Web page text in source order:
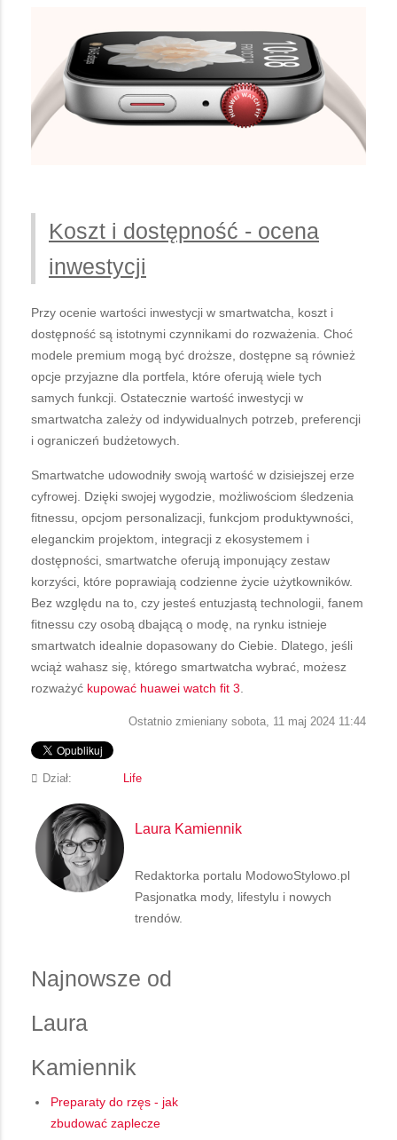
Koszt i dostępność - ocena
inwestycji
Przy ocenie wartości inwestycji w smartwatcha, koszt i
dostępność są istotnymi czynnikami do rozważenia. Choć
modele premium mogą być droższe, dostępne są również
opcje przyjazne dla portfela, które oferują wiele tych
samych funkcji. Ostatecznie wartość inwestycji w
smartwatcha zależy od indywidualnych potrzeb, preferencji
i ograniczeń budżetowych.
Smartwatche udowodniły swoją wartość w dzisiejszej erze
cyfrowej. Dzięki swojej wygodzie, możliwościom śledzenia
fitnessu, opcjom personalizacji, funkcjom produktywności,
eleganckim projektom, integracji z ekosystemem i
dostępności, smartwatche oferują imponujący zestaw
korzyści, które poprawiają codzienne życie użytkowników.
Bez względu na to, czy jesteś entuzjastą technologii, fanem
fitnessu czy osobą dbającą o modę, na rynku istnieje
smartwatch idealnie dopasowany do Ciebie. Dlatego, jeśli
wciąż wahasz się, którego smartwatcha wybrać, możesz
rozważyć kupować huawei watch fit 3
Ostatnio zmieniany sobota, 11 maj 2024 11:44
Dział: Life
Laura Kamiennik
Redaktorka portalu ModowoStylowo.pl
Pasjonatka mody, lifestylu i nowych
trendów.
Najnowsze od
Laura
Kamiennik
Preparaty do rzęs - jak
zbudować zaplecze